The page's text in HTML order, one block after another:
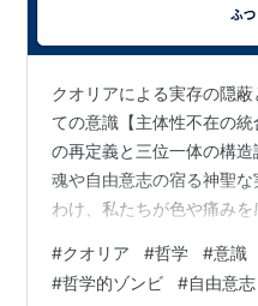
クオリアによる実存の隠
ての意識【主体性不在の
の再定義と三位一体の構
魂や自由意志の宿る神聖
わけ、私たちが色や痛み
に還元できない「ハードプ
の謎）」として扱われてい
#クオリア #哲学 #意識
#哲学的ゾンビ #自由意志